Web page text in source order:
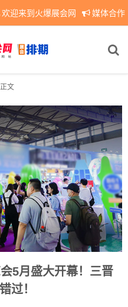
欢迎来到火爆展会网 媒体合作
正文
5月盛大开幕！三晋
过！